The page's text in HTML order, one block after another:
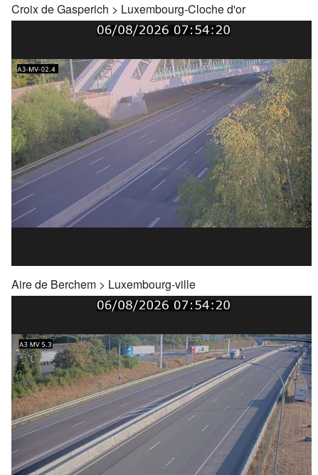
Croix de Gasperich > Luxembourg-Cloche d'or
Aire de Berchem > Luxembourg-ville